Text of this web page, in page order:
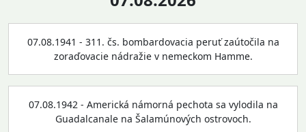
07.08.1941 - 311. čs. bombardovacia peruť zaútočila na
zoraďovacie nádražie v nemeckom Hamme.
07.08.1942 - Americká námorná pechota sa vylodila na
Guadalcanale na Šalamúnových ostrovoch.